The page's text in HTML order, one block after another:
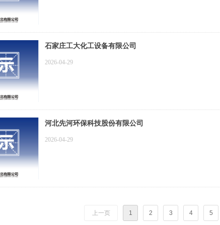
石家庄工大化工设备有限公司
2026-04-29
河北先河环保科技股份有限公司
2026-04-29
上一页 1 2 3 4 5